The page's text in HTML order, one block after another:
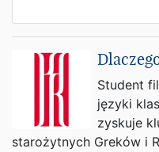
Student
języki
zyskuje
starożytnych Greków i